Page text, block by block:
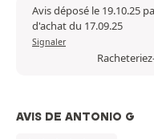
Avis déposé le 19.10.25
d'achat du 17.09.25
Signaler
AVIS DE ANTONIO G